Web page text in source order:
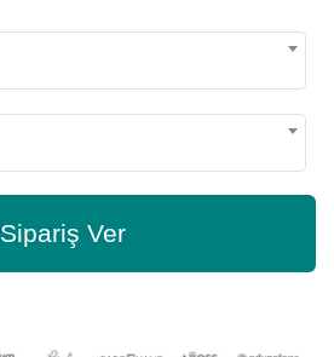
Sipariş Ver